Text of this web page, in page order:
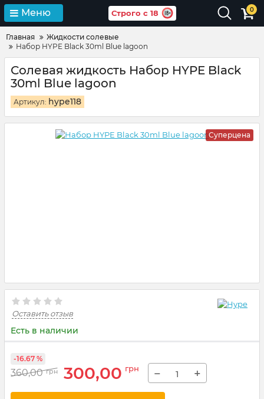
Меню Строго с 18 0
Главная
Жидкости солевые
Набор HYPE Black 30ml Blue lagoon
Солевая жидкость Набор HYPE Black
30ml Blue lagoon
Артикул: hype118
Суперцена
Оставить отзыв
Есть в наличии
360,00 грн 300,00 грн
-16.67 %
− +